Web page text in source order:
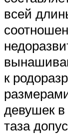
всей
к
девушек
таза